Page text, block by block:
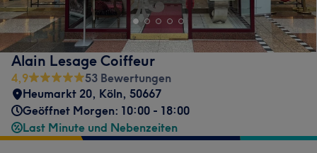
Alain Lesage Coiffeur
4,9
53 Bewertungen
Heumarkt 20, Köln, 50667
Geöffnet Morgen: 10:00 - 18:00
Last Minute und Nebenzeiten